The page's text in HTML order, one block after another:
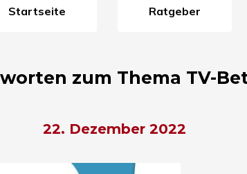
Startseite Ratgeber
zum Thema TV-
22. Dezember 2022